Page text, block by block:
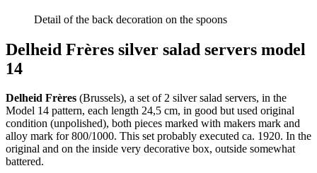
Detail of the back decoration on the spoons
Delheid Frères silver salad servers model
14
Delheid Frères (Brussels), a set of 2 silver salad servers, in the
Model 14 pattern, each length 24,5 cm, in good but used original
condition (unpolished), both pieces marked with makers mark and
alloy mark for 800/1000. This set probably executed ca. 1920. In the
original and on the inside very decorative box, outside somewhat
battered.